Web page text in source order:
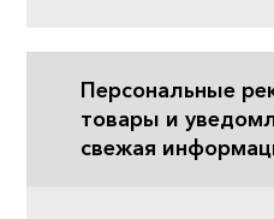
Персональные
товары и
свежая